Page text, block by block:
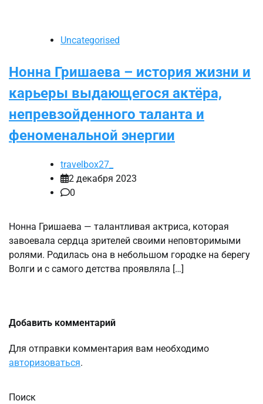
Uncategorised
Нонна Гришаева – история жизни и
карьеры выдающегося актёра,
непревзойденного таланта и
феноменальной энергии
travelbox27_
2 декабря 2023
0
Нонна Гришаева — талантливая актриса, которая
завоевала сердца зрителей своими неповторимыми
ролями. Родилась она в небольшом городке на берегу
Волги и с самого детства проявляла […]
Добавить комментарий
Для отправки комментария вам необходимо
авторизоваться.
Поиск